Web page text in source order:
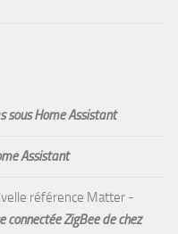
sous Home Assistant
Assistant
référence Matter -
connectée ZigBee de chez